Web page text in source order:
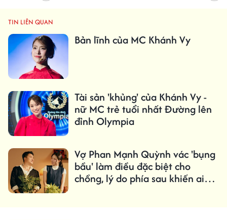
TIN LIÊN QUAN
Bản lĩnh của MC Khánh Vy
Tài sản 'khủng' của Khánh Vy -
nữ MC trẻ tuổi nhất Đường lên
đỉnh Olympia
Vợ Phan Mạnh Quỳnh vác 'bụng
bầu' làm điều đặc biệt cho
chồng, lý do phía sau khiến ai